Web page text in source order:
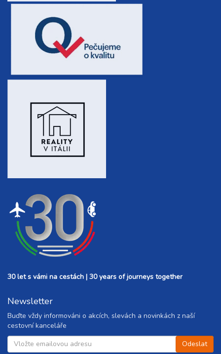
30 let s vámi na cestách | 30 years of journeys together
Newsletter
Buďte vždy informováni o akcích, slevách a novinkách z naší
cestovní kanceláře